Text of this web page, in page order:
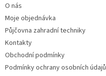
O nás
Moje objednávka
Půjčovna zahradní techniky
Kontakty
Obchodní podmínky
Podmínky ochrany osobních údajů